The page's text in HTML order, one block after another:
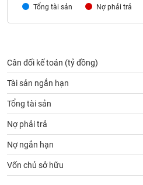
Tổng tài sản Nợ phải trả
Cân đối kế toán (tỷ đồng)
Tài sản ngắn hạn
Tổng tài sản
Nợ phải trả
Nợ ngắn hạn
Vốn chủ sở hữu
chính
Công
cụ
đầu
tư